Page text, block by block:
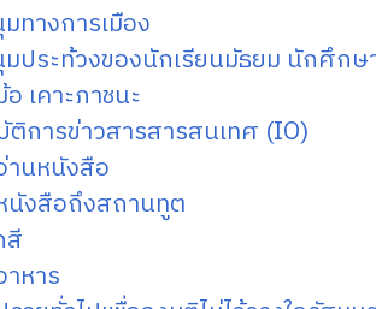
ทางการเมือง
มประท้วงของนักเรียนมัธยม นักศึก
เคาะภาชนะ
การข่าวสารสารสนเทศ (IO)
านหนังสือ
นังสือถึงสถานทูต
สี
หาร